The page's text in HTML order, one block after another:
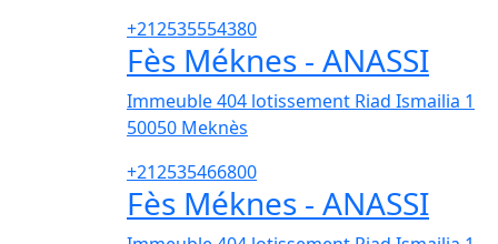
+212535554380
Fès Méknes - ANASSI
Immeuble 404 lotissement Riad Ismailia 1
50050 Meknès
+212535466800
Fès Méknes - ANASSI